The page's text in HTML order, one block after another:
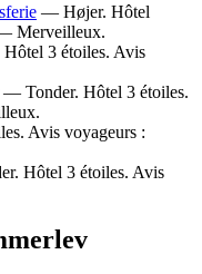
— Højer. Hôtel
Merveilleux.
3 étoiles. Avis
— Tonder. Hôtel 3 étoiles.
Avis voyageurs :
Hôtel 3 étoiles. Avis